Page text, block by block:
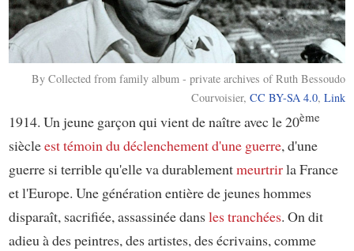
By Collected from family album - private archives of Ruth Bessoudo
Courvoisier,CC BY-SA 4.0,Link
1914. Un jeune garçon qui vient de naître avec le 20ème
siècleest témoin du déclenchement d'une guerre, d'une
guerre si terrible qu'elle va durablementmeurtrirla France
et l'Europe. Une génération entière de jeunes hommes
disparaît, sacrifiée, assassinée dansles tranchées. On dit
adieu à des peintres, des artistes, des écrivains, comme